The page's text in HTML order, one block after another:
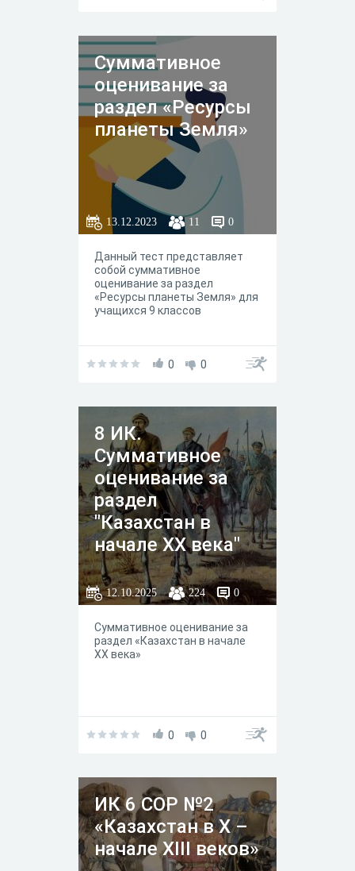
Суммативное
оценивание за
раздел «Ресурсы
планеты Земля»
13.12.2023 11 0
Данный тест представляет
собой суммативное
оценивание за раздел
«Ресурсы планеты Земля» для
учащихся 9 классов
0 0
8 ИК.
Суммативное
оценивание за
раздел
"Казахстан в
начале ХХ века"
12.10.2025 224 0
Суммативное оценивание за
раздел «Казахстан в начале
ХХ века»
0 0
ИК 6 СОР №2
«Казахстан в X –
начале XІІІ веков»